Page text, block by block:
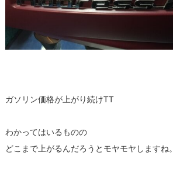
ガソリン価格が上がり続けTT
わかってはいるものの
どこまで上がるんだろうとモヤモヤしますね。